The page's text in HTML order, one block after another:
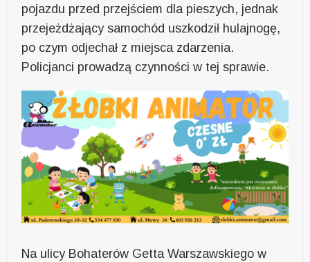
pojazdu przed przejściem dla pieszych, jednak
przejeżdżający samochód uszkodził hulajnogę,
po czym odjechał z miejsca zdarzenia.
Policjanci prowadzą czynności w tej sprawie.
Na ulicy Bohaterów Getta Warszawskiego w